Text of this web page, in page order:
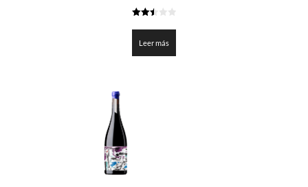
de 5
Leer más